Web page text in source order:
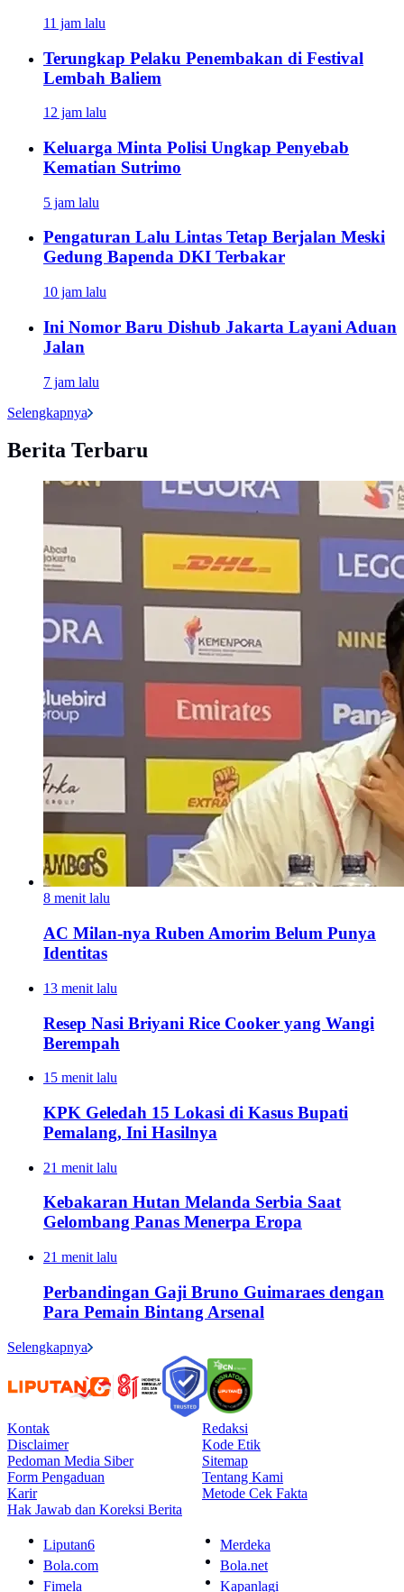
11 jam lalu
Terungkap Pelaku Penembakan di Festival
Lembah Baliem
12 jam lalu
Keluarga Minta Polisi Ungkap Penyebab
Kematian Sutrimo
5 jam lalu
Pengaturan Lalu Lintas Tetap Berjalan Meski
Gedung Bapenda DKI Terbakar
10 jam lalu
Ini Nomor Baru Dishub Jakarta Layani Aduan
Jalan
7 jam lalu
Selengkapnya
Berita Terbaru
8 menit lalu
AC Milan-nya Ruben Amorim Belum Punya
Identitas
13 menit lalu
Resep Nasi Briyani Rice Cooker yang Wangi
Berempah
15 menit lalu
KPK Geledah 15 Lokasi di Kasus Bupati
Pemalang, Ini Hasilnya
21 menit lalu
Kebakaran Hutan Melanda Serbia Saat
Gelombang Panas Menerpa Eropa
21 menit lalu
Perbandingan Gaji Bruno Guimaraes dengan
Para Pemain Bintang Arsenal
Selengkapnya
Kontak
Redaksi
Disclaimer
Kode Etik
Pedoman Media Siber
Sitemap
Form Pengaduan
Tentang Kami
Karir
Metode Cek Fakta
Hak Jawab dan Koreksi Berita
Liputan6
Merdeka
Bola.com
Bola.net
Fimela
Kapanlagi